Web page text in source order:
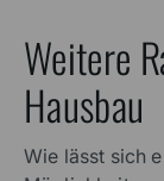
Weitere
Hausbau
Wie lässt sich